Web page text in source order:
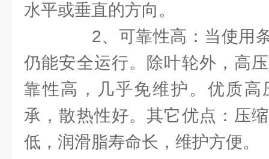
水平或垂直的方向。
2、可靠性高：当使用条
仍能安全运行。除叶轮外，高
靠性高，几乎免维护。优质高
承，散热性好。其它优点：压
低，润滑脂寿命长，维护方便。